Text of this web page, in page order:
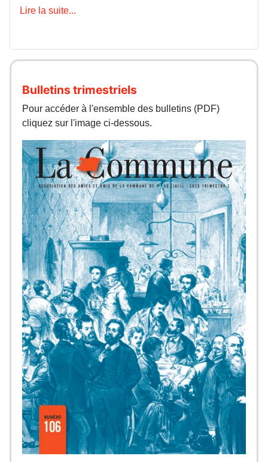
Lire la suite...
Bulletins trimestriels
Pour accéder à l'ensemble des bulletins (PDF)
cliquez sur l'image ci-dessous.